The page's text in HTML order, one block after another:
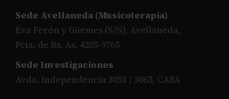
Sede Avellaneda (Musicoterapia)
Eva Perón y Güemes (S/N), Avellaneda,
Pcia. de Bs. As. 4205-9765
Sede Investigaciones
Avda. Independencia 3051 / 3065, CABA